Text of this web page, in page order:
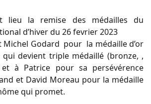
lieu la remise des médailles du
d’hiver du 26 fevrier 2023
Michel Godard pour la médaille d’or
devient triple médaillé (bronze, ,
à Patrice pour sa persévérence
et David Moreau pour la médaille
qui promet.